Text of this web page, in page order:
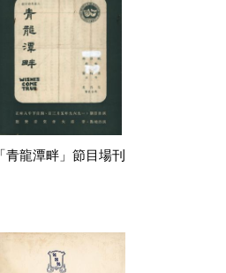
「青龍潭畔」節目場刊